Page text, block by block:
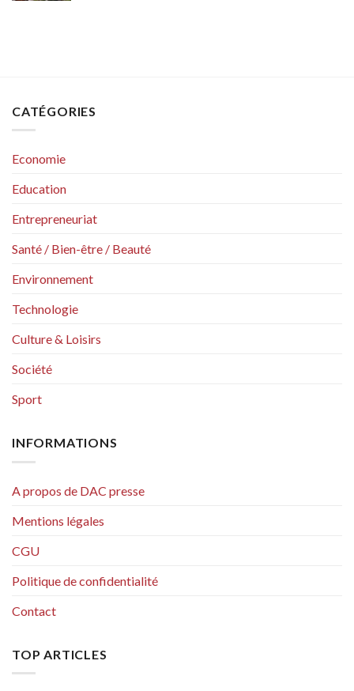
CATÉGORIES
Economie
Education
Entrepreneuriat
Santé / Bien-être / Beauté
Environnement
Technologie
Culture & Loisirs
Société
Sport
INFORMATIONS
A propos de DAC presse
Mentions légales
CGU
Politique de confidentialité
Contact
TOP ARTICLES